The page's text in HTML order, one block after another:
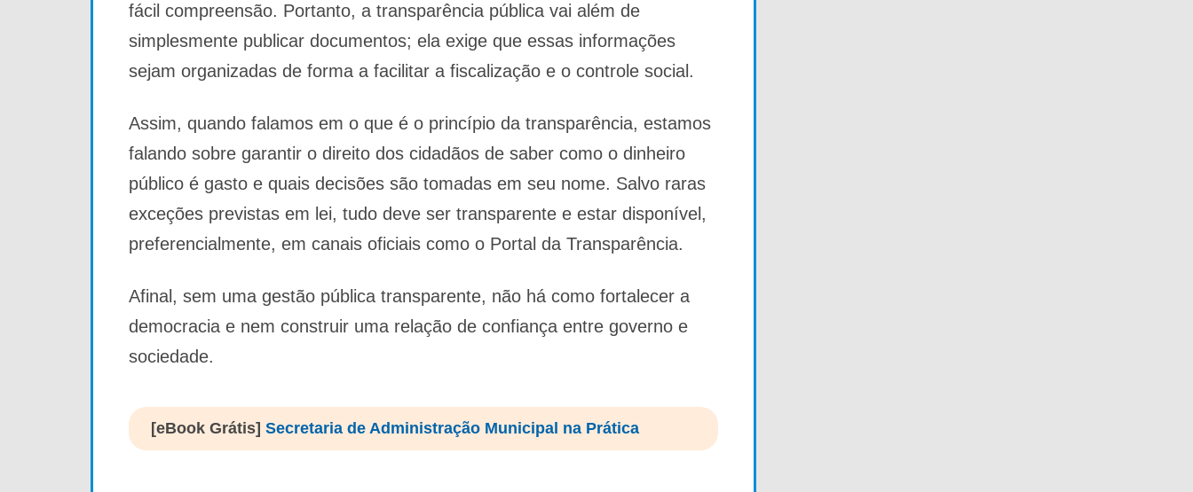
fácil compreensão. Portanto, a transparência pública vai além de
simplesmente publicar documentos; ela exige que essas informações
sejam organizadas de forma a facilitar a fiscalização e o controle social.
Assim, quando falamos em o que é o princípio da transparência, estamos
falando sobre garantir o direito dos cidadãos de saber como o dinheiro
público é gasto e quais decisões são tomadas em seu nome. Salvo raras
exceções previstas em lei, tudo deve ser transparente e estar disponível,
preferencialmente, em canais oficiais como o Portal da Transparência.
Afinal, sem uma gestão pública transparente, não há como fortalecer a
democracia e nem construir uma relação de confiança entre governo e
sociedade.
[eBook Grátis] Secretaria de Administração Municipal na Prática